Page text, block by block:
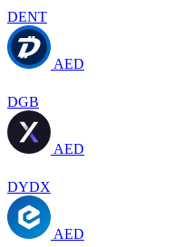
DENT
AED
DGB
AED
DYDX
AED